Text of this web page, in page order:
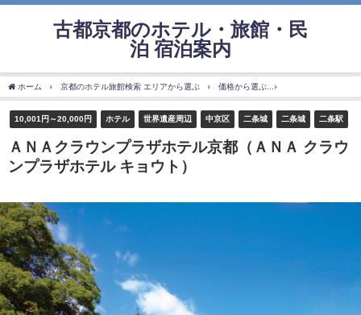
古都京都のホテル・旅館・民
泊 宿泊案内
ホーム 京都のホテル旅館検索 エリアから選ぶ 価格から選ぶ
10,001円～20,000円 ホテル 世界遺産周辺 中京区 二条城 二条城 二条駅
ＡＮＡクラウンプラザホテル京都（ＡＮＡ クラウ
ンプラザホテル キョウト）